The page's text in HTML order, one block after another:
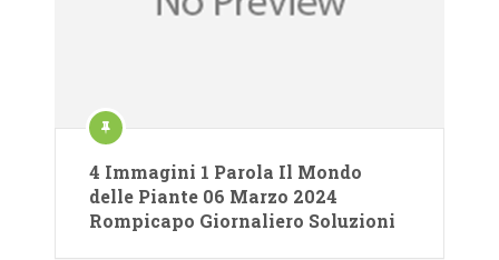
4 Immagini 1 Parola Il Mondo
delle Piante 06 Marzo 2024
Rompicapo Giornaliero Soluzioni